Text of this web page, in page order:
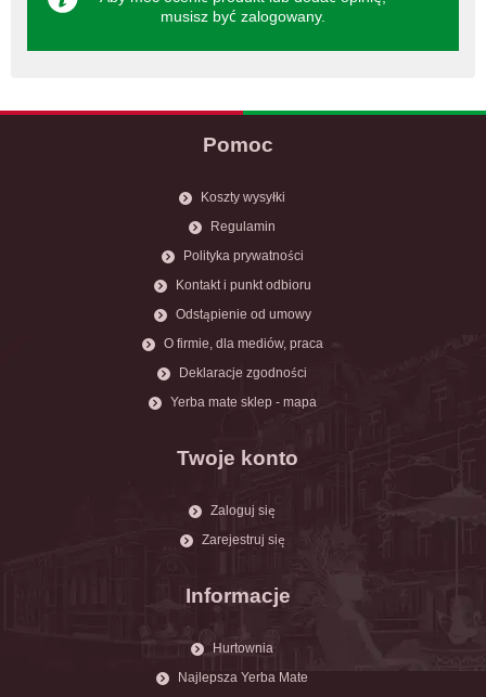
musisz być zalogowany.
Pomoc
Koszty wysyłki
Regulamin
Polityka prywatności
Kontakt i punkt odbioru
Odstąpienie od umowy
O firmie, dla mediów, praca
Deklaracje zgodności
Yerba mate sklep - mapa
Twoje konto
Zaloguj się
Zarejestruj się
Informacje
Hurtownia
Najlepsza Yerba Mate